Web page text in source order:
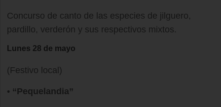
Concurso de canto de las especies de jilguero,
pardillo, verderón y sus respectivos mixtos.
Lunes 28 de mayo
(Festivo local)
• “Pequelandia”